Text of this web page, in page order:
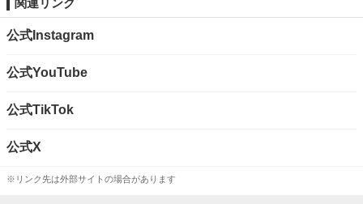
公式Instagram
公式YouTube
公式TikTok
公式X
※リンク先は外部サイトの場合があります